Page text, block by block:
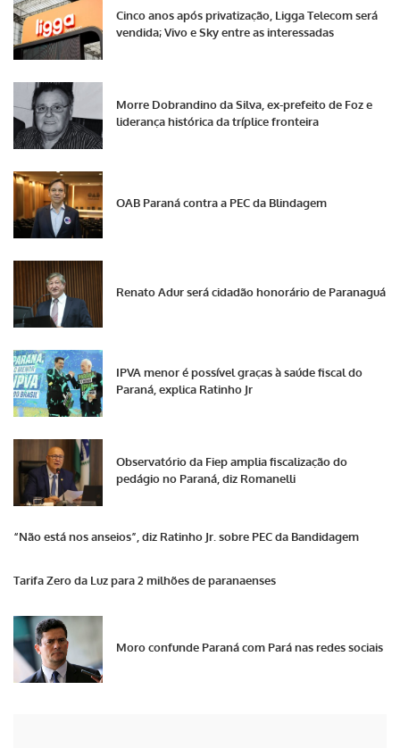
Cinco anos após privatização, Ligga Telecom será
vendida; Vivo e Sky entre as interessadas
Morre Dobrandino da Silva, ex-prefeito de Foz e
liderança histórica da tríplice fronteira
OAB Paraná contra a PEC da Blindagem
Renato Adur será cidadão honorário de Paranaguá
IPVA menor é possível graças à saúde fiscal do
Paraná, explica Ratinho Jr
Observatório da Fiep amplia fiscalização do
pedágio no Paraná, diz Romanelli
“Não está nos anseios”, diz Ratinho Jr. sobre PEC da Bandidagem
Tarifa Zero da Luz para 2 milhões de paranaenses
Moro confunde Paraná com Pará nas redes sociais